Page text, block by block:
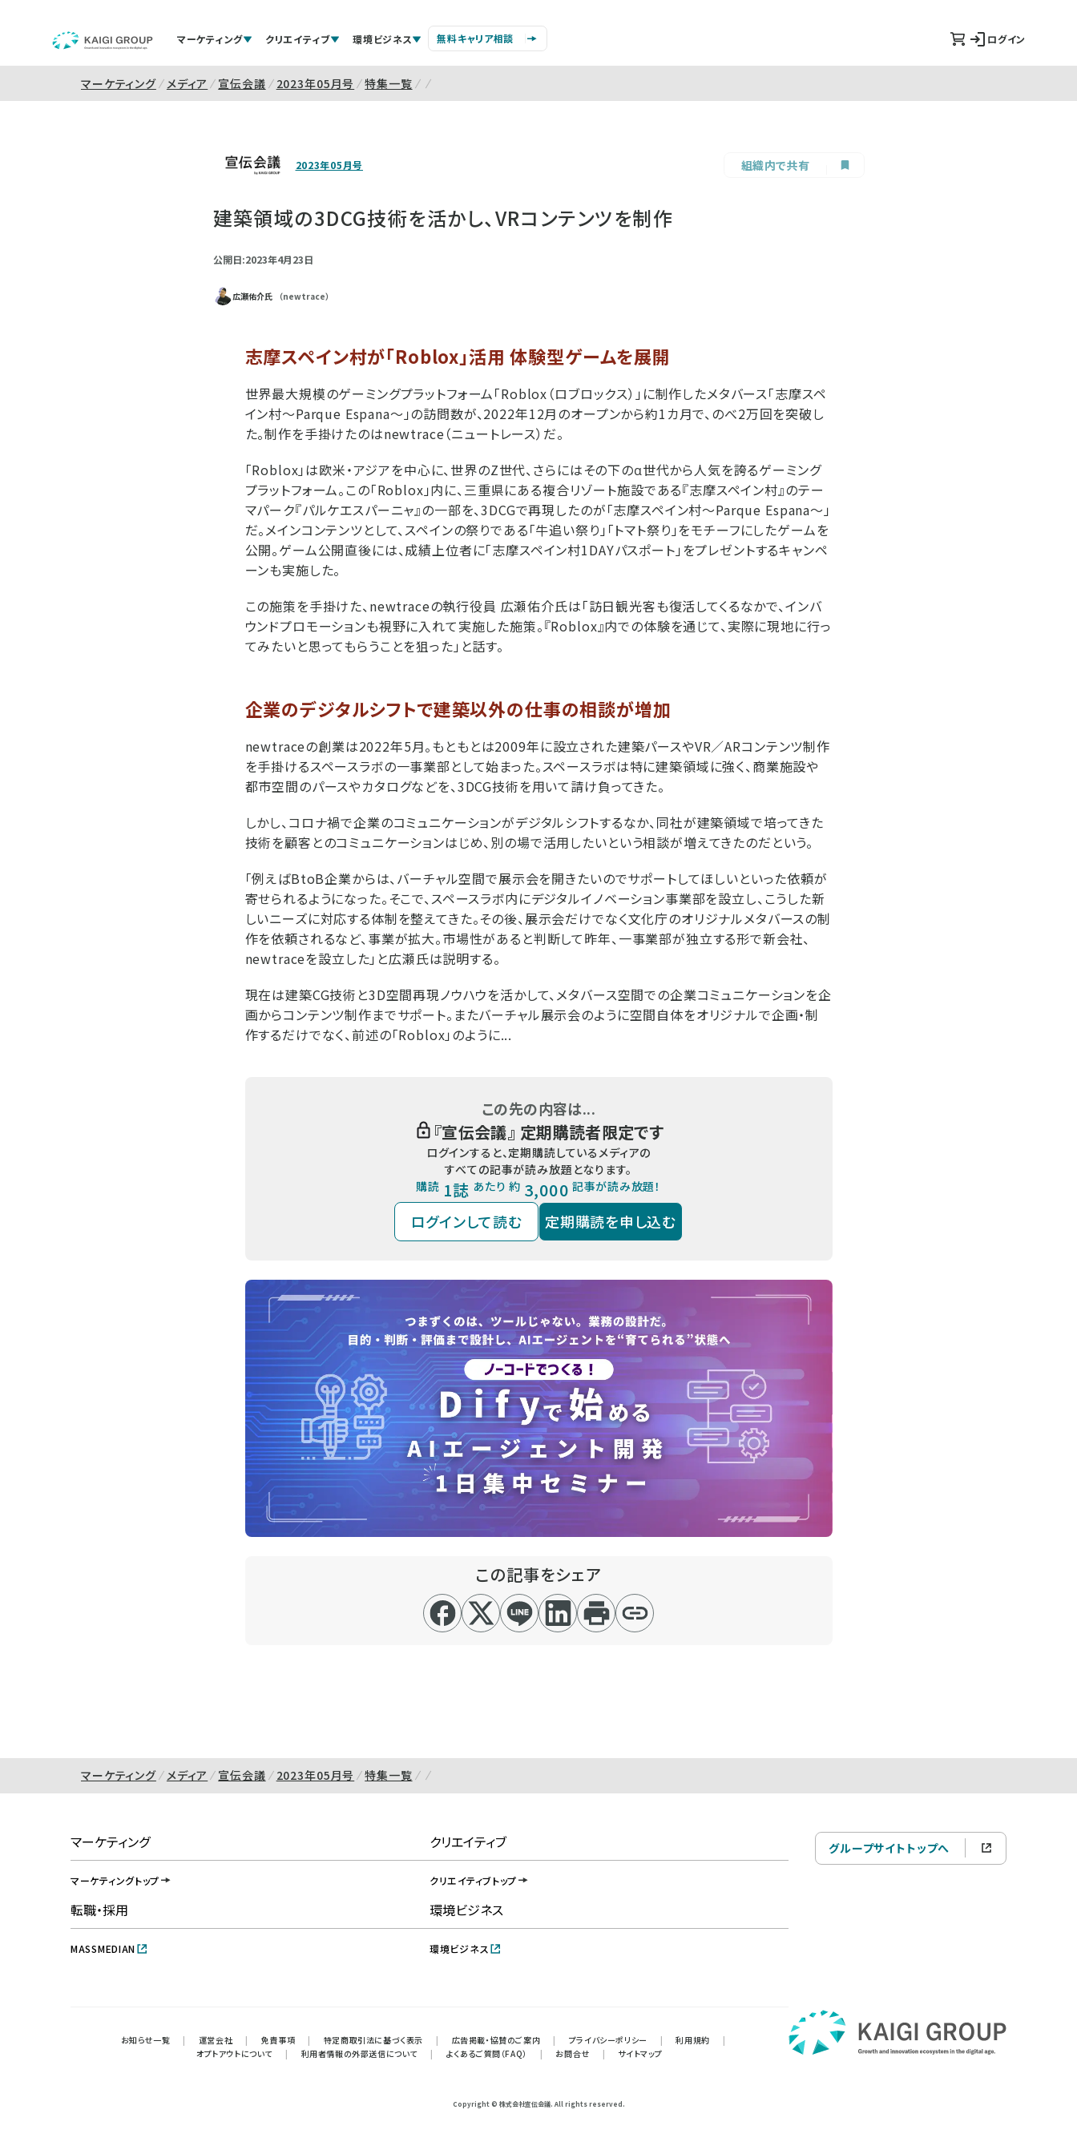
マーケティング クリエイティブ 環境ビジネス 無料キャリア相談 ログイン
マーケティング メディア 宣伝会議 2023年05月号 特集一覧
2023年05月号 組織内で共有
建築領域の3DCG技術を活かし、VRコンテンツを制作
公開日:2023年4月23日
広瀬佑介氏 （newtrace）
志摩スペイン村が「Roblox」活用 体験型ゲームを展開
世界最大規模のゲーミングプラットフォーム「Roblox（ロブロックス）」に制作したメタバース「志摩スペ
イン村～Parque Espana～」の訪問数が、2022年12月のオープンから約1カ月で、のべ2万回を突破し
た。制作を手掛けたのはnewtrace（ニュートレース）だ。
「Roblox」は欧米・アジアを中心に、世界のZ世代、さらにはその下のα世代から人気を誇るゲーミング
プラットフォーム。この「Roblox」内に、三重県にある複合リゾート施設である『志摩スペイン村』のテー
マパーク『パルケエスパーニャ』の一部を、3DCGで再現したのが「志摩スペイン村～Parque Espana～」
だ。メインコンテンツとして、スペインの祭りである「牛追い祭り」「トマト祭り」をモチーフにしたゲームを
公開。ゲーム公開直後には、成績上位者に「志摩スペイン村1DAYパスポート」をプレゼントするキャンペ
ーンも実施した。
この施策を手掛けた、newtraceの執行役員 広瀬佑介氏は「訪日観光客も復活してくるなかで、インバ
ウンドプロモーションも視野に入れて実施した施策。『Roblox』内での体験を通じて、実際に現地に行っ
てみたいと思ってもらうことを狙った」と話す。
企業のデジタルシフトで建築以外の仕事の相談が増加
newtraceの創業は2022年5月。もともとは2009年に設立された建築パースやVR／ARコンテンツ制作
を手掛けるスペースラボの一事業部として始まった。スペースラボは特に建築領域に強く、商業施設や
都市空間のパースやカタログなどを、3DCG技術を用いて請け負ってきた。
しかし、コロナ禍で企業のコミュニケーションがデジタルシフトするなか、同社が建築領域で培ってきた
技術を顧客とのコミュニケーションはじめ、別の場で活用したいという相談が増えてきたのだという。
「例えばBtoB企業からは、バーチャル空間で展示会を開きたいのでサポートしてほしいといった依頼が
寄せられるようになった。そこで、スペースラボ内にデジタルイノベーション事業部を設立し、こうした新
しいニーズに対応する体制を整えてきた。その後、展示会だけでなく文化庁のオリジナルメタバースの制
作を依頼されるなど、事業が拡大。市場性があると判断して昨年、一事業部が独立する形で新会社、
newtraceを設立した」と広瀬氏は説明する。
現在は建築CG技術と3D空間再現ノウハウを活かして、メタバース空間での企業コミュニケーションを企
画からコンテンツ制作までサポート。またバーチャル展示会のように空間自体をオリジナルで企画・制
作するだけでなく、前述の「Roblox」のように...
この先の内容は...
『宣伝会議』 定期購読者限定です
ログインすると、定期購読しているメディアの
すべての記事が読み放題となります。
購読 1誌 あたり 約 3,000 記事が読み放題！
ログインして読む 定期購読を申し込む
この記事をシェア
マーケティング メディア 宣伝会議 2023年05月号 特集一覧
マーケティング
マーケティングトップ
クリエイティブ
クリエイティブトップ
転職・採用
MASSMEDIAN
環境ビジネス
環境ビジネス
お知らせ一覧 | 運営会社 | 免責事項 | 特定商取引法に基づく表示 | 広告掲載・協賛のご案内 | プライバシーポリシー | 利用規約
|
オプトアウトについて
| 利用者情報の外部送信について | よくあるご質問（FAQ） | お問合せ | サイトマップ
グループサイトトップへ
Copyright © 株式会社宣伝会議. All rights reserved.